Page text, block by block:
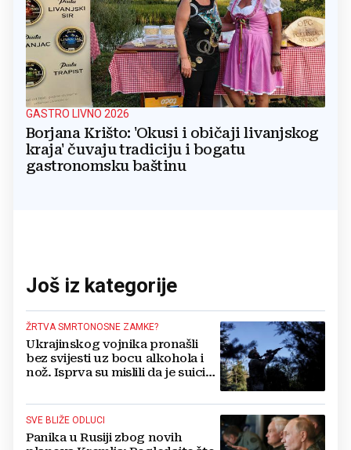
GASTRO LIVNO 2026
Borjana Krišto: 'Okusi i običaji livanjskog
kraja' čuvaju tradiciju i bogatu
gastronomsku baštinu
Još iz kategorije
ŽRTVA SMRTONOSNE ZAMKE?
Ukrajinskog vojnika pronašli
bez svijesti uz bocu alkohola i
nož. Isprva su mislili da je suicid,
SVE BLIŽE ODLUCI
Panika u Rusiji zbog novih